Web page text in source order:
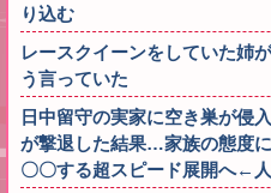
り込む
レースクイーンをしていた姉
う言っていた
日中留守の実家に空き巣が侵
が撃退した結果…家族の態度
〇〇する超スピード展開へ←